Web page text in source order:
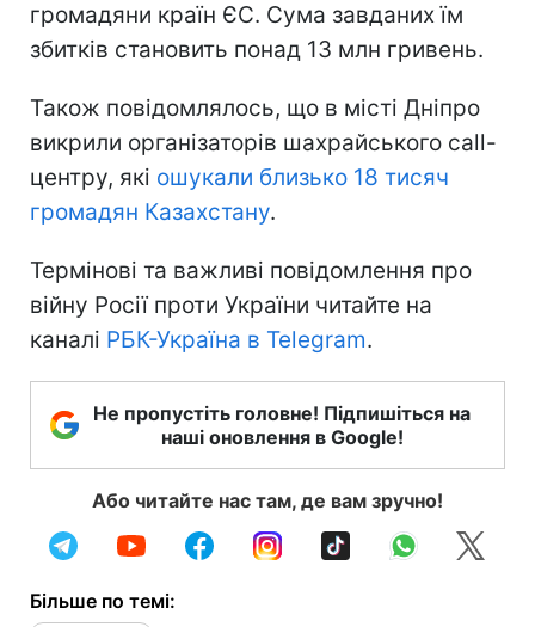
громадяни країн ЄС. Сума завданих їм
збитків становить понад 13 млн гривень.
Також повідомлялось, що в місті Дніпро
викрили організаторів шахрайського call-
центру, які ошукали близько 18 тисяч
громадян Казахстану.
Термінові та важливі повідомлення про
війну Росії проти України читайте на
каналі РБК-Україна в Telegram.
Не пропустіть головне! Підпишіться на
наші оновлення в Google!
Або читайте нас там, де вам зручно!
Більше по темі: